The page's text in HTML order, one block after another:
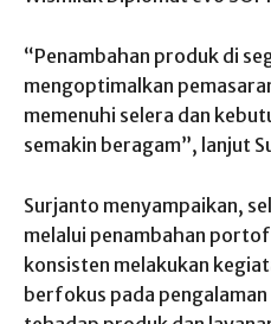
“Penambahan produk di
mengoptimalkan
memenuhi selera dan
semakin beragam”, lanjut
Surjanto menyampaikan,
melalui penambahan
konsisten melakukan
berfokus pada